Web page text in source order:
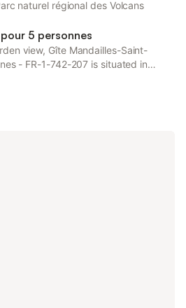
naturel régional des Volcans
5 personnes
view, Gîte Mandailles-Saint-
- FR-1-742-207 is situated in
Auvergne Stadium and 31 km